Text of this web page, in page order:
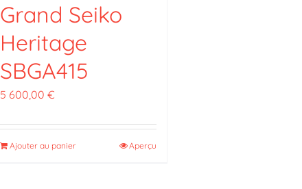
Grand Seiko
Heritage
SBGA415
5 600,00 €
Ajouter au panier Aperçu